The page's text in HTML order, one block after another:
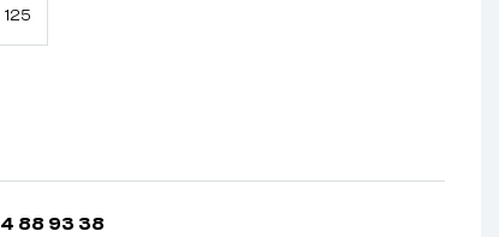
125
88 93 38